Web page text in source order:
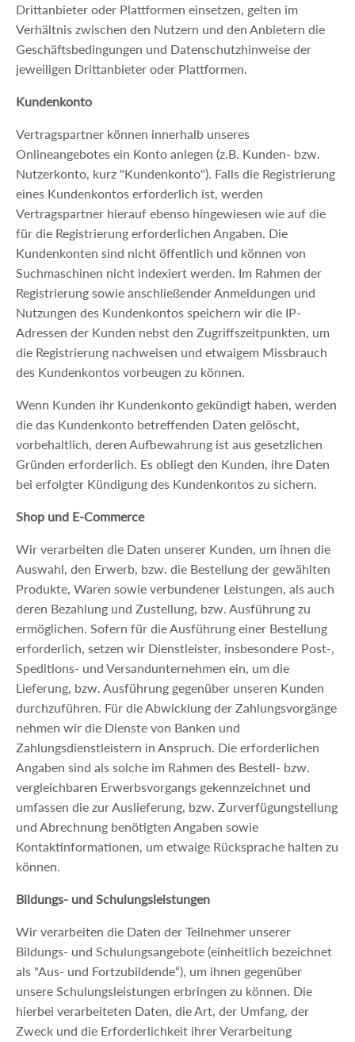
Drittanbieter oder Plattformen einsetzen, gelten im
Verhältnis zwischen den Nutzern und den Anbietern die
Geschäftsbedingungen und Datenschutzhinweise der
jeweiligen Drittanbieter oder Plattformen.
Kundenkonto
Vertragspartner können innerhalb unseres
Onlineangebotes ein Konto anlegen (z.B. Kunden- bzw.
Nutzerkonto, kurz "Kundenkonto"). Falls die Registrierung
eines Kundenkontos erforderlich ist, werden
Vertragspartner hierauf ebenso hingewiesen wie auf die
für die Registrierung erforderlichen Angaben. Die
Kundenkonten sind nicht öffentlich und können von
Suchmaschinen nicht indexiert werden. Im Rahmen der
Registrierung sowie anschließender Anmeldungen und
Nutzungen des Kundenkontos speichern wir die IP-
Adressen der Kunden nebst den Zugriffszeitpunkten, um
die Registrierung nachweisen und etwaigem Missbrauch
des Kundenkontos vorbeugen zu können.
Wenn Kunden ihr Kundenkonto gekündigt haben, werden
die das Kundenkonto betreffenden Daten gelöscht,
vorbehaltlich, deren Aufbewahrung ist aus gesetzlichen
Gründen erforderlich. Es obliegt den Kunden, ihre Daten
bei erfolgter Kündigung des Kundenkontos zu sichern.
Shop und E-Commerce
Wir verarbeiten die Daten unserer Kunden, um ihnen die
Auswahl, den Erwerb, bzw. die Bestellung der gewählten
Produkte, Waren sowie verbundener Leistungen, als auch
deren Bezahlung und Zustellung, bzw. Ausführung zu
ermöglichen. Sofern für die Ausführung einer Bestellung
erforderlich, setzen wir Dienstleister, insbesondere Post-,
Speditions- und Versandunternehmen ein, um die
Lieferung, bzw. Ausführung gegenüber unseren Kunden
durchzuführen. Für die Abwicklung der Zahlungsvorgänge
nehmen wir die Dienste von Banken und
Zahlungsdienstleistern in Anspruch. Die erforderlichen
Angaben sind als solche im Rahmen des Bestell- bzw.
vergleichbaren Erwerbsvorgangs gekennzeichnet und
umfassen die zur Auslieferung, bzw. Zurverfügungstellung
und Abrechnung benötigten Angaben sowie
Kontaktinformationen, um etwaige Rücksprache halten zu
können.
Bildungs- und Schulungsleistungen
Wir verarbeiten die Daten der Teilnehmer unserer
Bildungs- und Schulungsangebote (einheitlich bezeichnet
als "Aus- und Fortzubildende“), um ihnen gegenüber
unsere Schulungsleistungen erbringen zu können. Die
hierbei verarbeiteten Daten, die Art, der Umfang, der
Zweck und die Erforderlichkeit ihrer Verarbeitung